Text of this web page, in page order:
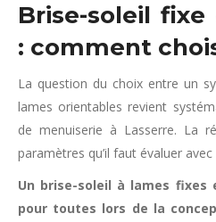
Brise-soleil
: comment
La question du choix entre un
lames orientables revient
de menuiserie à Lasserre. La
paramètres qu’il faut évaluer avec
Un brise-soleil à lames fixes
pour toutes lors de la